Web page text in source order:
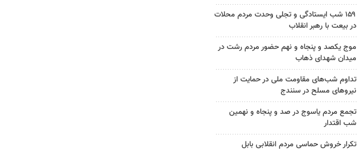
۱۵۹ شب ایستادگی و تجلی وحدت مردم محلات
در بیعت با رهبر انقلاب
موج یکصد و پنجاه و نهم حضور مردم رشت در
میدان شهدای ذهاب
تداوم شب‌های مقاومت ملی در حمایت از
نیروهای مسلح در سنندج
تجمع مردم یاسوج در صد و پنجاه و نهمین
شب اقتدار
تکرار خروش حماسی مردم انقلابی بابل